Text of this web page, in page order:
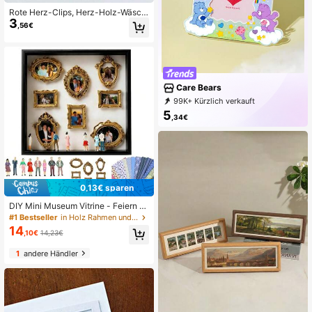
Rote Herz-Clips, Herz-Holz-Wäsch
eklammern Foto-Papierklammern
Mini-Wäscheklammern Postkarten-
chreibwaren-Dekoration
3,56€
0,13€ sparen
DIY Mini Museum Vitrine - Feiern Si
e Ihre wertvollen Erinnerungen auf
einzigartige Weise, mit einem Bilder
rahmen-Set mit anpassbarer Fotoa
personalisiertes und markantes dek
#1 Bestseller in Holz Rahmen und Fotohalter
14,10€ 14,23€
1andere Händler
Care Bears
99K+ Kürzlich verkauft
5 ,34€